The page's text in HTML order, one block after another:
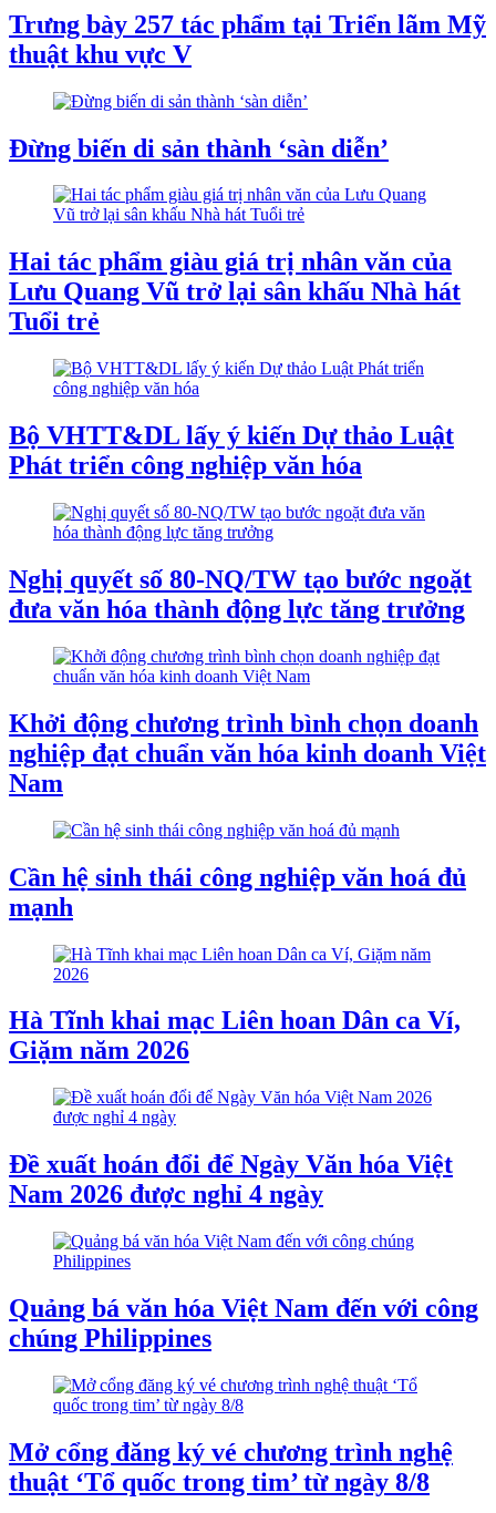
Trưng bày 257 tác phẩm tại Triển lãm Mỹ
thuật khu vực V
Đừng biến di sản thành ‘sàn diễn’
Hai tác phẩm giàu giá trị nhân văn của
Lưu Quang Vũ trở lại sân khấu Nhà hát
Tuổi trẻ
Bộ VHTT&DL lấy ý kiến Dự thảo Luật
Phát triển công nghiệp văn hóa
Nghị quyết số 80-NQ/TW tạo bước ngoặt
đưa văn hóa thành động lực tăng trưởng
Khởi động chương trình bình chọn doanh
nghiệp đạt chuẩn văn hóa kinh doanh Việt
Nam
Cần hệ sinh thái công nghiệp văn hoá đủ
mạnh
Hà Tĩnh khai mạc Liên hoan Dân ca Ví,
Giặm năm 2026
Đề xuất hoán đổi để Ngày Văn hóa Việt
Nam 2026 được nghỉ 4 ngày
Quảng bá văn hóa Việt Nam đến với công
chúng Philippines
Mở cổng đăng ký vé chương trình nghệ
thuật ‘Tổ quốc trong tim’ từ ngày 8/8